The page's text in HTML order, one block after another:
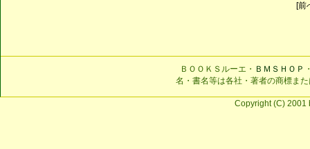
[前
ＢＯＯＫＳルーエ・ ＢＭＳＨＯＰ
名・書名等は各社・著者の商標ま
Copyright (C) 2001